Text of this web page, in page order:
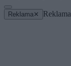
Reklama ✕ Reklama